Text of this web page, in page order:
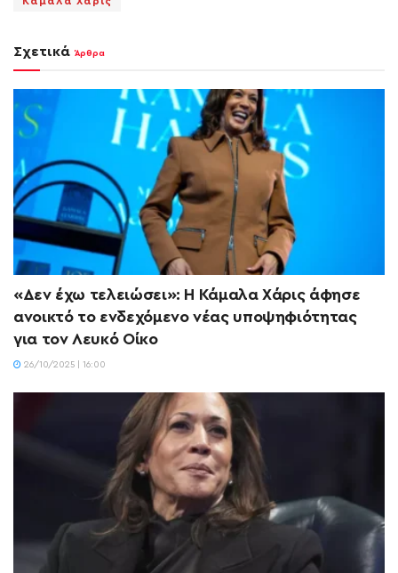
Σχετικά Άρθρα
«Δεν έχω τελειώσει»: Η Κάμαλα Χάρις άφησε
ανοικτό το ενδεχόμενο νέας υποψηφιότητας
για τον Λευκό Οίκο
26/10/2025 | 16:00